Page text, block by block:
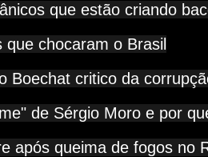
que estão criando
que chocaram o Brasil
Boechat critico da
de Sérgio Moro e por
após queima de fogos no